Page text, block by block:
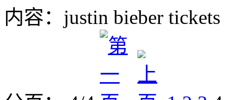
内容：justin bieber tickets